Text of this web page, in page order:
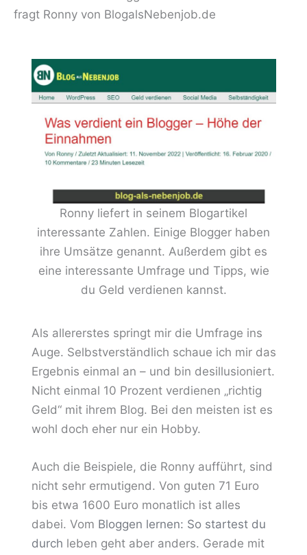
fragt Ronny von BlogalsNebenjob.de
Ronny liefert in seinem Blogartikel
interessante Zahlen. Einige Blogger haben
ihre Umsätze genannt. Außerdem gibt es
eine interessante Umfrage und Tipps, wie
du Geld verdienen kannst.
Als allererstes springt mir die Umfrage ins
Auge. Selbstverständlich schaue ich mir das
Ergebnis einmal an – und bin desillusioniert.
Nicht einmal 10 Prozent verdienen „richtig
Geld“ mit ihrem Blog. Bei den meisten ist es
wohl doch eher nur ein Hobby.
Auch die Beispiele, die Ronny aufführt, sind
nicht sehr ermutigend. Von guten 71 Euro
bis etwa 1600 Euro monatlich ist alles
dabei. Vom Bloggen lernen: So startest du
durch leben geht aber anders. Gerade mit